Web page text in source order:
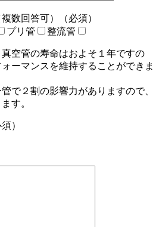
数回答可）（必須）
プリ管 整流管
空管の寿命はおよそ１年ですの
ーマンスを維持することができま
で２割の影響力がありますので、
す。
）